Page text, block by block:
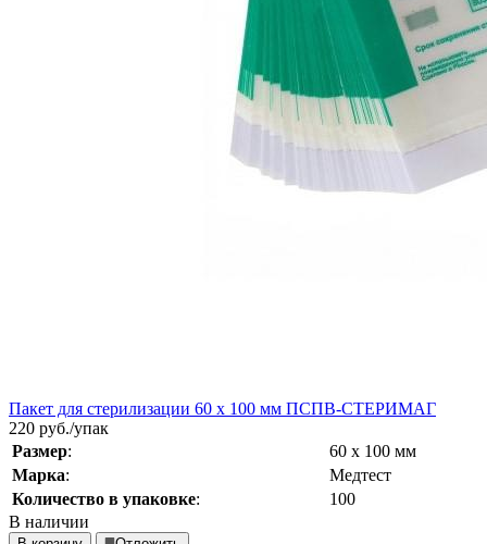
Пакет для стерилизации 60 х 100 мм ПСПВ-СТЕРИМАГ
220 руб./упак
Размер:
60 х 100 мм
Марка:
Медтест
Количество в упаковке:
100
В наличии